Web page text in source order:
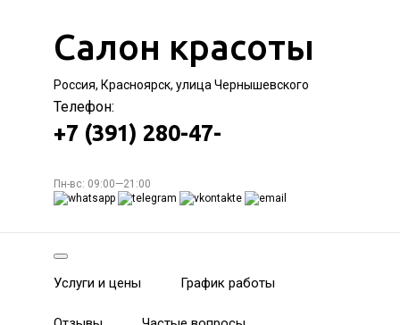
Салон красоты
Россия, Красноярск, улица Чернышевского
Телефон:
+7 (391) 280-47-
Пн-вс: 09:00—21:00
Услуги и цены График работы